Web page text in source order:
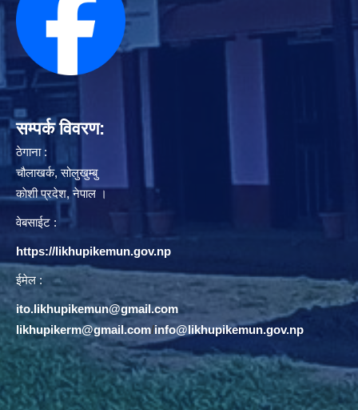
सम्पर्क विवरण:
ठेगाना :
चौलाखर्क, सोलुखुम्बु
काेशी प्रदेश, नेपाल ।
वेबसाईट :
https://likhupikemun.gov.np
ईमेल :
ito.likhupikemun@gmail.com
likhupikerm@gmail.com/info@likhupikemun.gov.np